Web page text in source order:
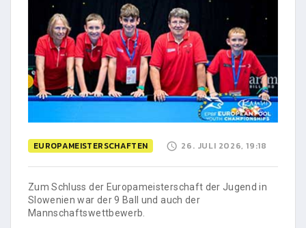
EUROPAMEISTERSCHAFTEN 26. JULI 2026, 19:18
Zum Schluss der Europameisterschaft der Jugend in
Slowenien war der 9 Ball und auch der
Mannschaftswettbewerb.